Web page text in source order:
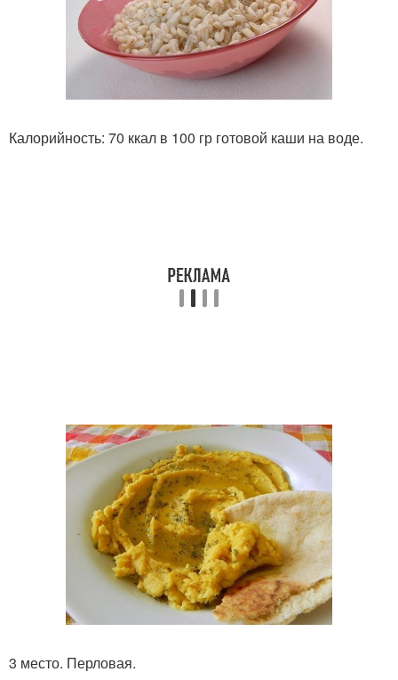
Калорийность: 70 ккал в 100 гр готовой каши на воде.
3 место. Перловая.